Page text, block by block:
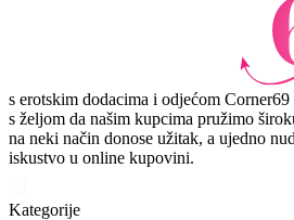
s erotskim dodacima i odjećom
s željom da našim kupcima pružimo
na neki način donose užitak, a ujedno
iskustvo u online kupovini.
Kategorije